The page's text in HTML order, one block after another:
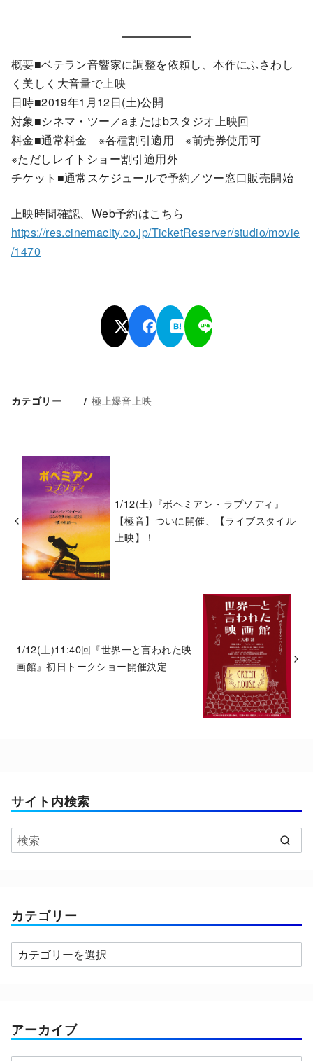
概要■ベテラン音響家に調整を依頼し、本作にふさわし
く美しく大音量で上映
日時■2019年1月12日(土)公開
対象■シネマ・ツー／aまたはbスタジオ上映回
料金■通常料金 ※各種割引適用 ※前売券使用可
※ただしレイトショー割引適用外
チケット■通常スケジュールで予約／ツー窓口販売開始
上映時間確認、Web予約はこちら
https://res.cinemacity.co.jp/TicketReserver/studio/movie
/1470
カテゴリー 極上爆音上映
1/12(土)『ボヘミアン・ラプソディ』
【極音】ついに開催、【ライブスタイル
上映】！
1/12(土)11:40回『世界一と言われた映
画館』初日トークショー開催決定
サイト内検索
カテゴリー
カ
テ
ー
アーカイブ